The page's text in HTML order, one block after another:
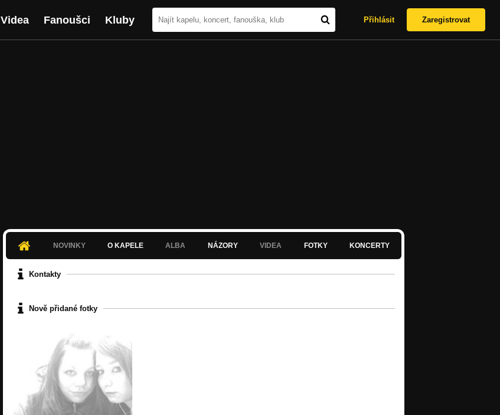
Videa Fanoušci Kluby Přihlásit Zaregistrovat
NOVINKY O KAPELE ALBA NÁZORY VIDEA FOTKY KONCERTY
Kontakty
Nově přidané fotky